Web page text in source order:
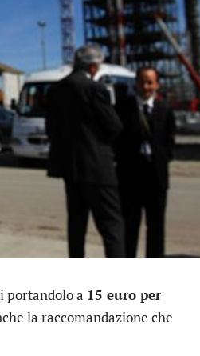
portandolo a 15 euro per
la raccomandazione che